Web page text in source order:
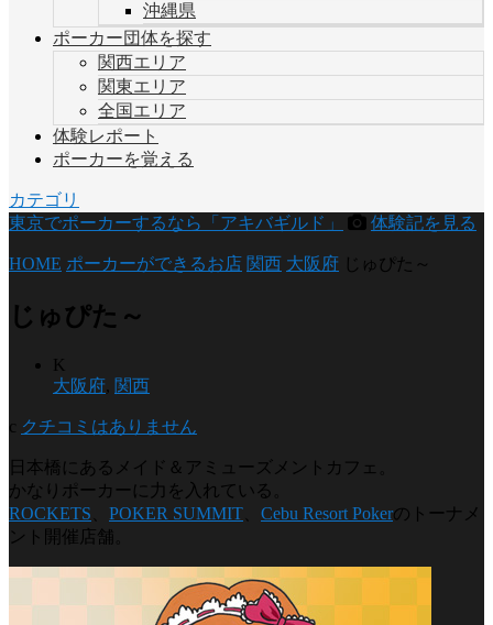
沖縄県
ポーカー団体を探す
関西エリア
関東エリア
全国エリア
体験レポート
ポーカーを覚える
カテゴリ
東京でポーカーするなら「アキバギルド」
体験記を見る
HOME ポーカーができるお店 関西 大阪府 じゅぴた～
じゅぴた～
K
大阪府, 関西
c クチコミはありません
日本橋にあるメイド＆アミューズメントカフェ。
かなりポーカーに力を入れている。
ROCKETS
POKER SUMMIT Cebu Resort Pokerのトーナメ
ント開催店舗。